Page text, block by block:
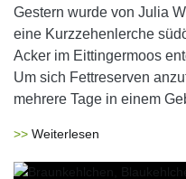
Gestern wurde von Julia
eine Kurzzehenlerche
Acker im Eittingermoos
Um sich Fettreserven
mehrere Tage in einem
Weiterlesen